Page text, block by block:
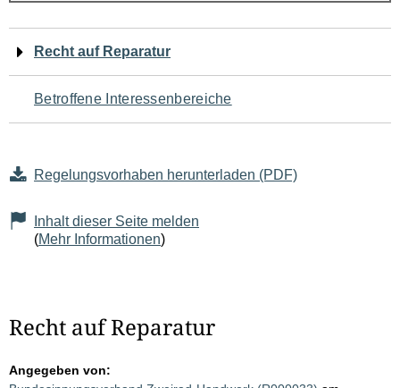
Navigation
für
den
Seiteninhalt
Recht auf Reparatur
Betroffene Interessenbereiche
Regelungsvorhaben herunterladen (PDF)
Inhalt dieser Seite melden
(Mehr Informationen)
Recht auf Reparatur
Angegeben von: